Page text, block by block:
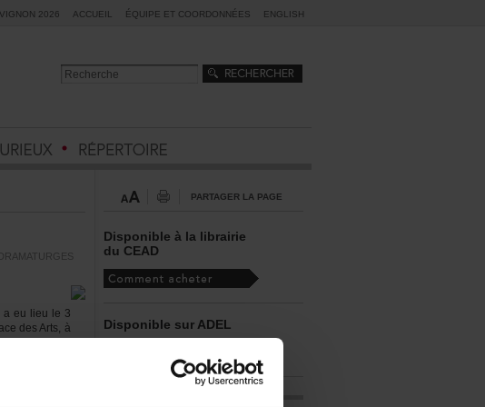
ACCUEIL ÉQUIPEETCOORDONNÉES ENGLISH
PARTAGERLAPAGE
Disponibleàlalibrairie
duCEAD
DisponiblesurADEL